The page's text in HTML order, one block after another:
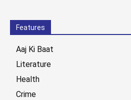
Features
Aaj Ki Baat
Literature
Health
Crime